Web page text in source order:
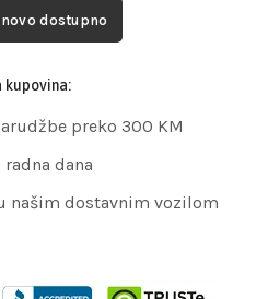
dostupno
kupovina:
preko 300 KM
dana
našim dostavnim vozilom